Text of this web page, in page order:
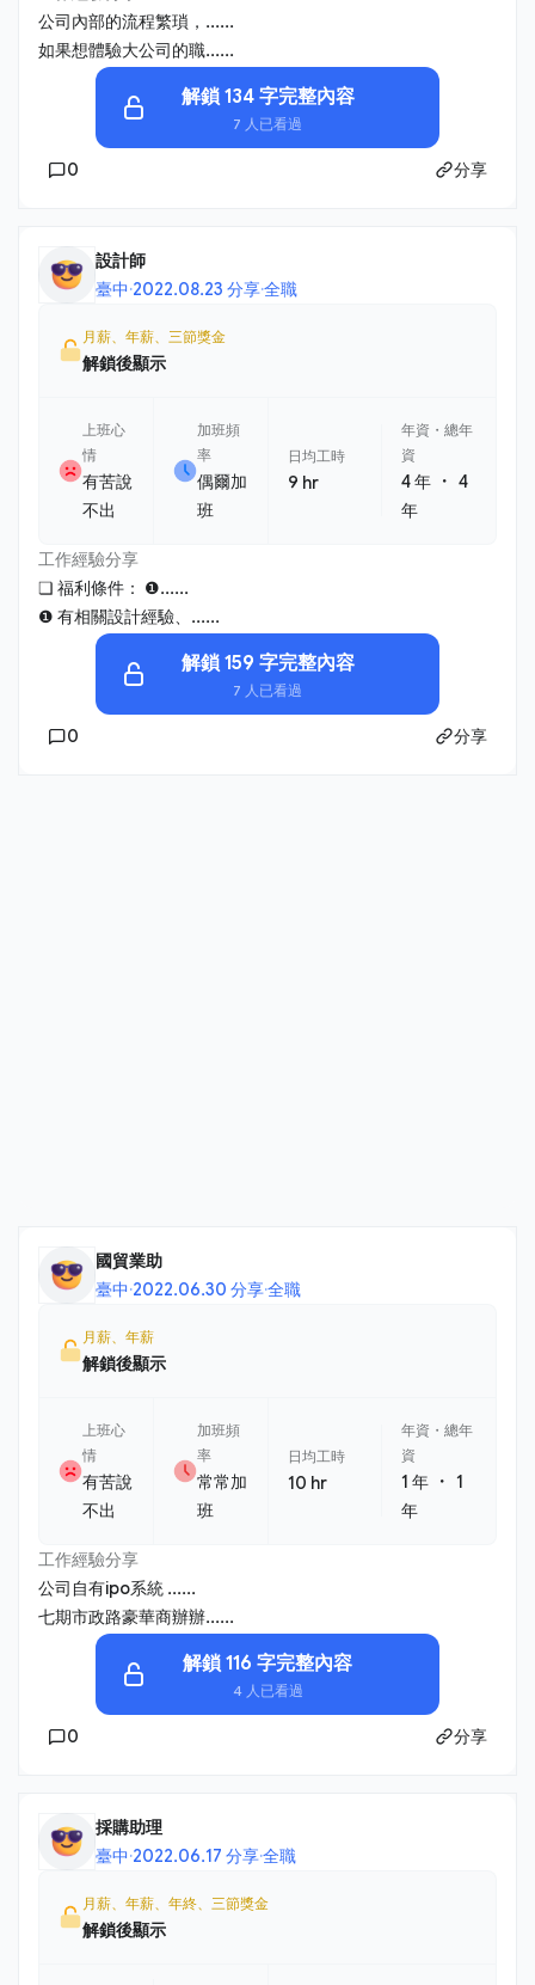
公司內部的流程繁瑣，......
如果想體驗大公司的職......
解鎖 134 字完整內容
7 人已看過
0 分享
設計師
臺中·2022.08.23 分享·全職
月薪、年薪、三節獎金
解鎖後顯示
上班心
情
有苦說
不出
加班頻
率
偶爾加
班
日均工時
9 hr
年資・總年
資
4 年 ・4
年
工作經驗分享
❏ 福利條件： ❶......
❶ 有相關設計經驗、......
解鎖 159 字完整內容
7 人已看過
0 分享
國貿業助
臺中·2022.06.30 分享·全職
月薪、年薪
解鎖後顯示
上班心
情
有苦說
不出
加班頻
率
常常加
班
日均工時
10 hr
年資・總年
資
1 年 ・1
年
工作經驗分享
公司自有ipo系統 ......
七期市政路豪華商辦辦......
解鎖 116 字完整內容
4 人已看過
0 分享
採購助理
臺中·2022.06.17 分享·全職
月薪、年薪、年終、三節獎金
解鎖後顯示